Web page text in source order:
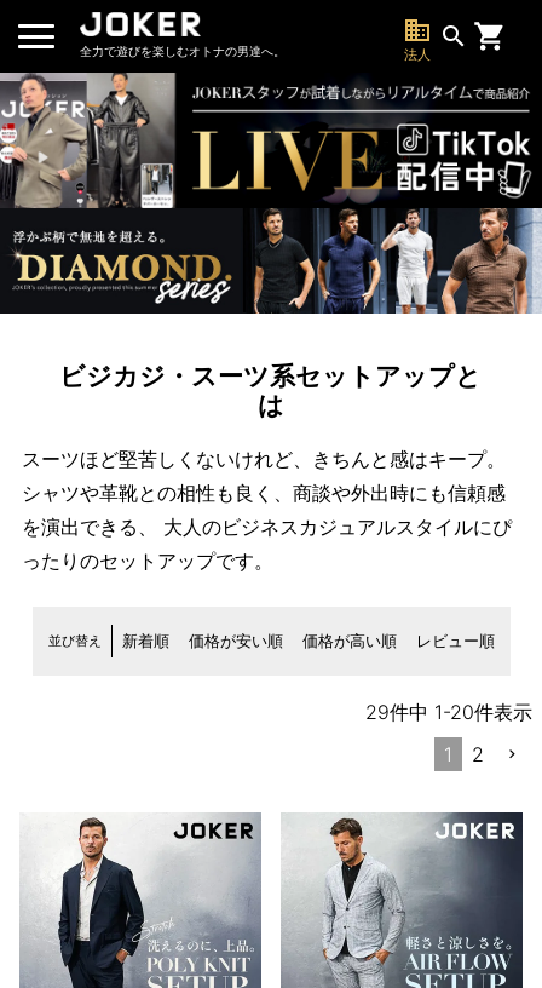
全力で遊びを楽しむオトナの男達へ。
business
法人
search
ビジカジ・スーツ系セットアップと
は
スーツほど堅苦しくないけれど、きちんと感はキープ。
シャツや革靴との相性も良く、商談や外出時にも信頼感
を演出できる、 大人のビジネスカジュアルスタイルにぴ
ったりのセットアップです。
並び替え 新着順 価格が安い順 価格が高い順 レビュー順
29件中 1-20件表示
1
2